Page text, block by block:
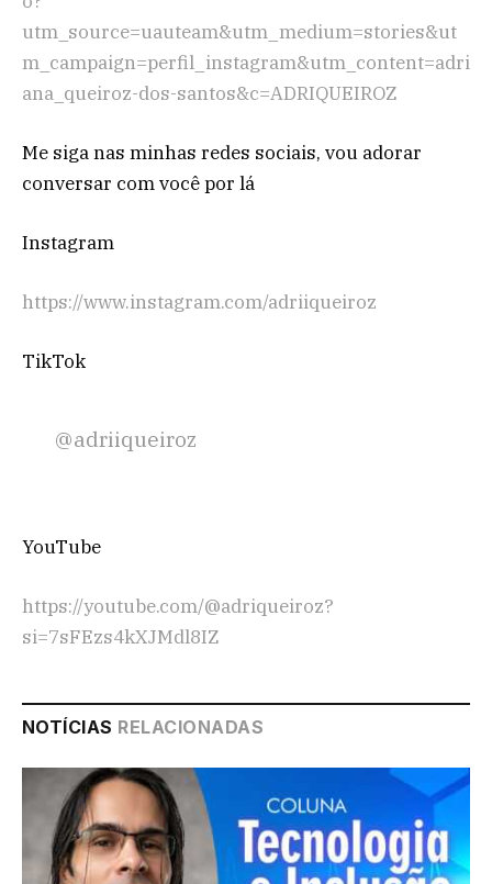
utm_source=uauteam&utm_medium=stories&ut
m_campaign=perfil_instagram&utm_content=adri
ana_queiroz-dos-santos&c=ADRIQUEIROZ
Me siga nas minhas redes sociais, vou adorar
conversar com você por lá
Instagram
https://www.instagram.com/adriiqueiroz
TikTok
@adriiqueiroz
YouTube
https://youtube.com/@adriqueiroz?
si=7sFEzs4kXJMdl8IZ
NOTÍCIAS RELACIONADAS